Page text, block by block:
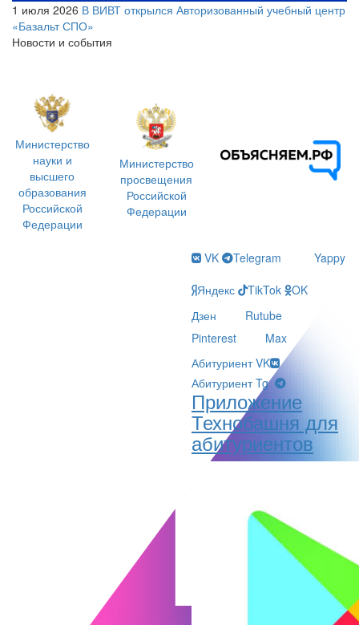
1 июля 2026 В ВИВТ открылся Авторизованный учебный центр
«Базальт СПО»
Новости и события
Министерство
науки и
высшего
образования
Российской
Федерации
Министерство
просвещения
Российской
Федерации
VK Telegram
Yappy
Яндекс
TikTok
OK
Дзен
Rutube
Pinterest
Max
Абитуриент VK
Абитуриент Tg
Приложение
Технобашня для
абитуриентов